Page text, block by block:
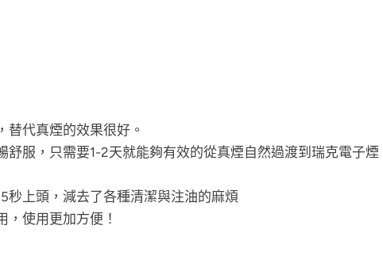
替代真煙的效果很好。
舒服，只需要1-2天就能夠有效的從真煙自然過渡到瑞克電子煙
秒上頭，減去了各種清潔與注油的麻煩
，使用更加方便！